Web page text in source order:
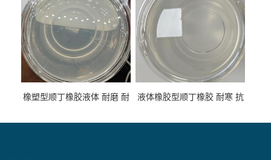
橡塑型顺丁橡胶液体 耐磨 耐
液体橡胶型顺丁橡胶 耐寒 抗